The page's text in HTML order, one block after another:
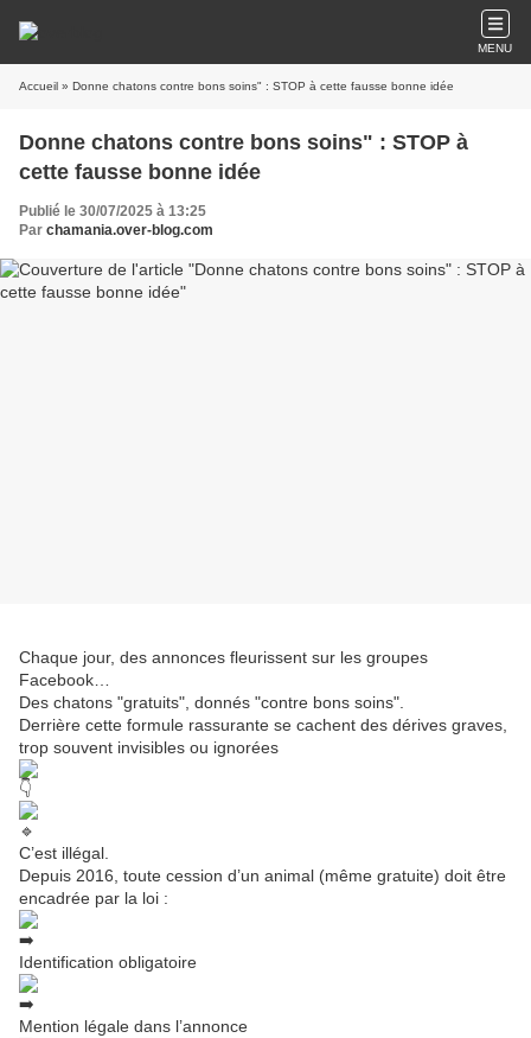
MENU
Accueil » Donne chatons contre bons soins" : STOP à cette fausse bonne idée
Donne chatons contre bons soins" : STOP à
cette fausse bonne idée
Publié le 30/07/2025 à 13:25
Par chamania.over-blog.com
Chaque jour, des annonces fleurissent sur les groupes
Facebook…
Des chatons "gratuits", donnés "contre bons soins".
Derrière cette formule rassurante se cachent des dérives graves,
trop souvent invisibles ou ignorées
C’est illégal.
Depuis 2016, toute cession d’un animal (même gratuite) doit être
encadrée par la loi :
Identification obligatoire
Mention légale dans l’annonce